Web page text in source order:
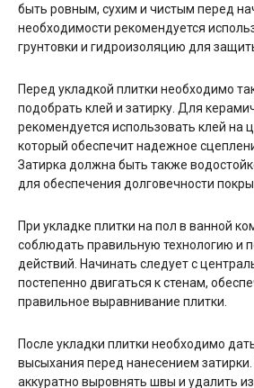
быть ровным, сухим и чистым перед
необходимости рекомендуется
грунтовки и гидроизоляцию для
Перед укладкой плитки необходимо
подобрать клей и затирку. Для
рекомендуется использовать клей на
который обеспечит надежное
Затирка должна быть также
для обеспечения долговечности
При укладке плитки на пол в ванной
соблюдать правильную технологию и
действий. Начинать следует с
постепенно двигаться к стенам,
правильное выравнивание плитки.
После укладки плитки необходимо
высыхания перед нанесением
аккуратно выровнять швы и удалить